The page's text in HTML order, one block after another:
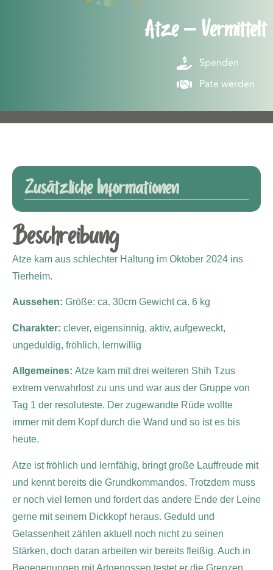
Atze – Vermittelt
Spenden
Pate werden
Zusätzliche Informationen
Beschreibung
Atze kam aus schlechter Haltung im Oktober 2024 ins
Tierheim.
Aussehen: Größe: ca. 30cm Gewicht ca. 6 kg
Charakter: clever, eigensinnig, aktiv, aufgeweckt,
ungeduldig, fröhlich, lernwillig
Allgemeines: Atze kam mit drei weiteren Shih Tzus
extrem verwahrlost zu uns und war aus der Gruppe von
Tag 1 der resoluteste. Der zugewandte Rüde wollte
immer mit dem Kopf durch die Wand und so ist es bis
heute.
Atze ist fröhlich und lernfähig, bringt große Lauffreude mit
und kennt bereits die Grundkommandos. Trotzdem muss
er noch viel lernen und fordert das andere Ende der Leine
gerne mit seinem Dickkopf heraus. Geduld und
Gelassenheit zählen aktuell noch nicht zu seinen
Stärken, doch daran arbeiten wir bereits fleißig. Auch in
Begegenungen mit Artgenossen testet er die Grenzen